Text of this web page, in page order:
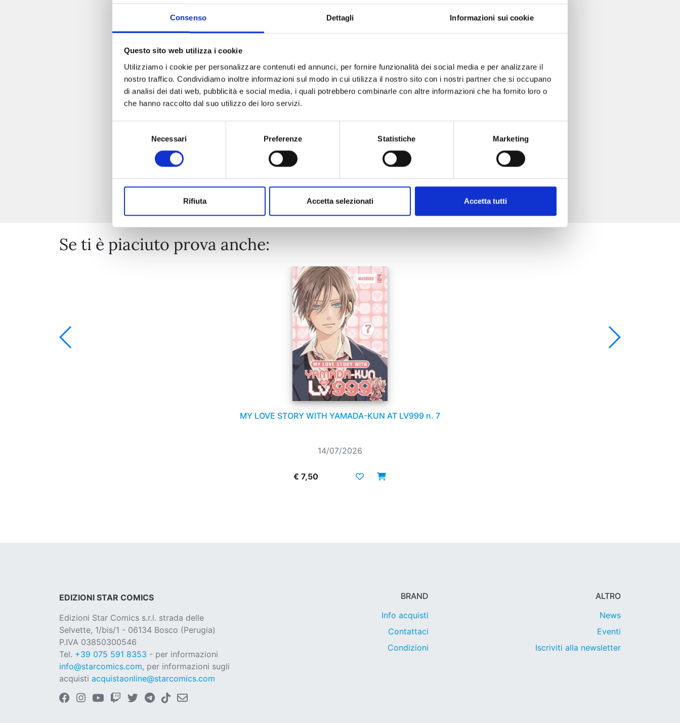
Consenso Dettagli Informazioni sui cookie
Questo sito web utilizza i cookie
Utilizziamo i cookie per personalizzare contenuti ed annunci, per fornire funzionalità dei social media e per analizzare il
nostro traffico. Condividiamo inoltre informazioni sul modo in cui utilizza il nostro sito con i nostri partner che si occupano
di analisi dei dati web, pubblicità e social media, i quali potrebbero combinarle con altre informazioni che ha fornito loro o
che hanno raccolto dal suo utilizzo dei loro servizi.
Necessari Preferenze Statistiche Marketing
Rifiuta Accetta selezionati Accetta tutti
22/11/2023
€ 5,90
Mostra tutto
Se ti è piaciuto prova anche:
MY LOVE STORY WITH YAMADA-KUN AT LV999 n. 7
14/07/2026
€ 7,50
EDIZIONI STAR COMICS
Edizioni Star Comics s.r.l. strada delle
Selvette, 1/bis/1 - 06134 Bosco (Perugia)
P.IVA 03850300546
Tel. +39 075 591 8353 - per informazioni
info@starcomics.com, per informazioni sugli
acquisti acquistaonline@starcomics.com
BRAND
Info acquisti
Contattaci
Condizioni
ALTRO
News
Eventi
Iscriviti alla newsletter